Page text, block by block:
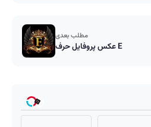
مطلب بعدی
عکس پروفایل حرف E